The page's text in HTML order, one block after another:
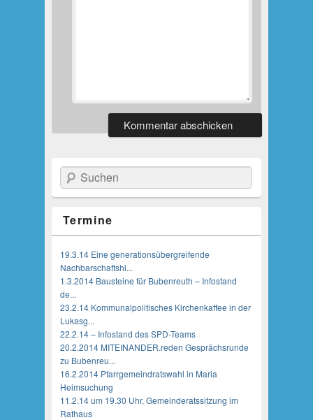
Suchen
Termine
19.3.14 Eine generationsübergreifende
Nachbarschaftshi...
1.3.2014 Bausteine für Bubenreuth – Infostand
de...
23.2.14 Kommunalpolitisches Kirchenkaffee in der
Lukasg...
22.2.14 – Infostand des SPD-Teams
20.2.2014 MITEINANDER.reden Gesprächsrunde
zu Bubenreu...
16.2.2014 Pfarrgemeindratswahl in Maria
Heimsuchung
11.2.14 um 19.30 Uhr, Gemeinderatssitzung im
Rathaus